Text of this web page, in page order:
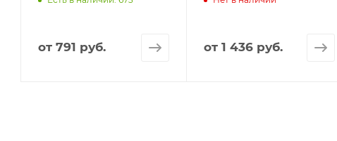
от 791 руб. от 1 436 руб.